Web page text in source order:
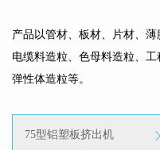
产品以管材、板材、片材、薄
电缆料造粒、色母料造粒、
弹性体造粒等。
75型铝塑板挤出机